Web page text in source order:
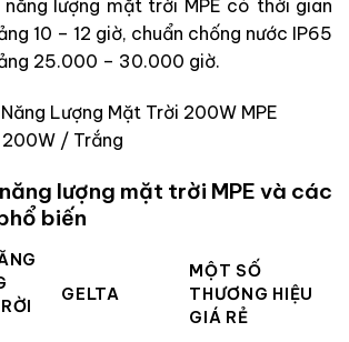
năng lượng mặt trời MPE có thời gian
10 – 12 giờ, chuẩn chống nước IP65
25.000 – 30.000 giờ.
lượng mặt trời MPE và các
biến
GELTA
MỘT SỐ
THƯƠNG HIỆU
GIÁ RẺ